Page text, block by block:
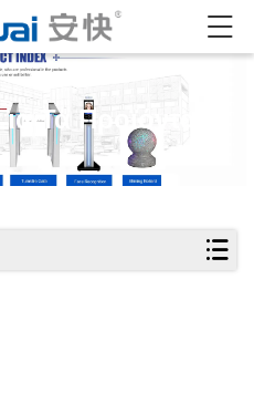
Τα Προϊόντα